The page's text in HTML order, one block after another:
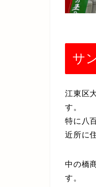
サ
江東区
す。
特に八
近所に
中の橋
す。